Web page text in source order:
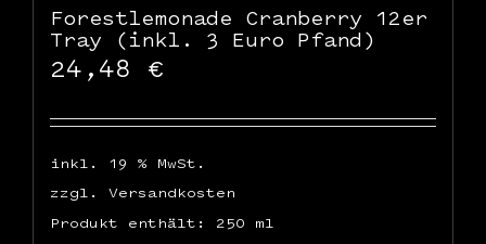
Forestlemonade Cranberry 12er
Tray (inkl. 3 Euro Pfand)
24,48 €
inkl. 19 % MwSt.
zzgl. Versandkosten
Produkt enthält: 250 ml